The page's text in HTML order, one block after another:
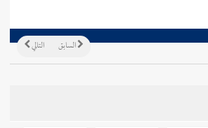
التالي السابق